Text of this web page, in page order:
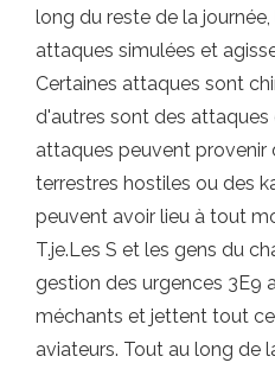
long du reste de la
attaques simulées et
Certaines attaques sont
d'autres sont des attaques
attaques peuvent provenir
terrestres hostiles ou des
peuvent avoir lieu à tout
T.je.Les S et les gens du
gestion des urgences 3E9
méchants et jettent tout
aviateurs. Tout au long de